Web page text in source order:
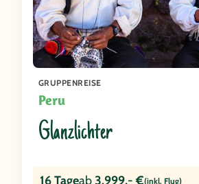
GRUPPENREISE
Peru
Glanzlichter
16 Tageab3.999,- €(inkl. Flug)